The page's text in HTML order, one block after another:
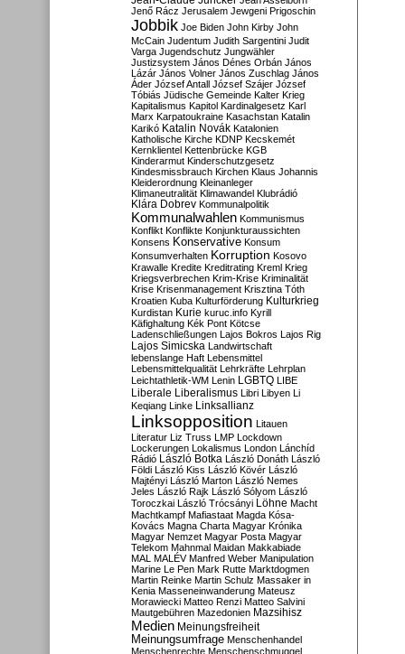
Jenő Rácz Jerusalem Jewgeni Prigoschin
Jobbik Joe Biden John Kirby John
McCain Judentum Judith Sargentini Judit
Varga Jugendschutz Jungwähler
Justizsystem János Dénes Orbán János
Lázár János Volner János Zuschlag János
Áder József Antall József Szájer József
Tóbiás Jüdische Gemeinde Kalter Krieg
Kapitalismus Kapitol Kardinalgesetz Karl
Marx Karpatoukraine Kasachstan Katalin
Karikó Katalin Novák Katalonien
Katholische Kirche KDNP Kecskemét
Kernklientel Kettenbrücke KGB
Kinderarmut Kinderschutzgesetz
Kindesmissbrauch Kirchen Klaus Johannis
Kleiderordnung Kleinanleger
Klimaneutralität Klimawandel Klubrádió
Klára Dobrev Kommunalpolitik
Kommunalwahlen Kommunismus
Konflikt Konflikte Konjunkturaussichten
Konsens Konservative Konsum
Konsumverhalten Korruption Kosovo
Krawalle Kredite Kreditrating Kreml Krieg
Kriegsverbrechen Krim-Krise Kriminalität
Krise Krisenmanagement Krisztina Tóth
Kroatien Kuba Kulturförderung Kulturkrieg
Kurdistan Kurie kuruc.info Kyrill
Käfighaltung Kék Pont Kötcse
Ladenschließungen Lajos Bokros Lajos Rig
Lajos Simicska Landwirtschaft
lebenslange Haft Lebensmittel
Lebensmittelqualität Lehrkräfte Lehrplan
Leichtathletik-WM Lenin LGBTQ LIBE
Liberale Liberalismus Libri Libyen Li
Keqiang Linke Linksallianz
Linksopposition Litauen
Literatur Liz Truss LMP Lockdown
Lockerungen Lokalismus London Lánchíd
Rádió
László Botka László Donáth László
Földi László Kiss László Kövér László
Majtényi László Marton László Nemes
Jeles László Rajk László Sólyom László
Toroczkai László Trócsányi Löhne Macht
Machtkampf Mafiastaat Magda Kósa-
Kovács Magna Charta Magyar Krónika
Magyar Nemzet Magyar Posta Magyar
Telekom Mahnmal Maidan Makkabiade
MAL MALÉV Manfred Weber Manipulation
Marine Le Pen Mark Rutte Marktdogmen
Martin Reinke Martin Schulz Massaker in
Kenia Masseneinwanderung Mateusz
Morawiecki Matteo Renzi Matteo Salvini
Mautgebühren Mazedonien Mazsihisz
Medien Meinungsfreiheit
Meinungsumfrage Menschenhandel
Menschenrechte Menschenschmuggel